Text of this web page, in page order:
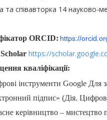
та співавторка 14 науково-
ORCID: https://
https://
кваліфікації:
інструменти Google Для
підпис» (Дія.
керівництво – мистецтво